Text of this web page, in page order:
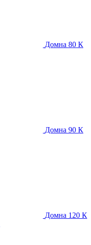
Домна 80 К
Домна 90 К
Домна 120 К